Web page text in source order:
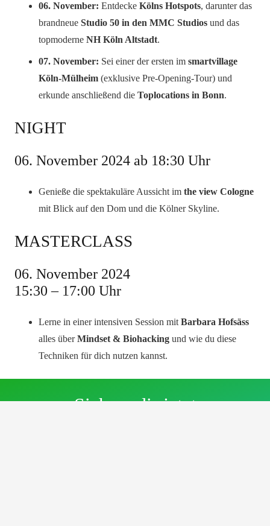
06. November: Entdecke Kölns Hotspots, darunter das
brandneue Studio 50 in den MMC Studios und das
topmoderne NH Köln Altstadt.
07. November: Sei einer der ersten im smartvillage
Köln-Mülheim (exklusive Pre-Opening-Tour) und
erkunde anschließend die Toplocations in Bonn.
NIGHT
06. November 2024 ab 18:30 Uhr
Genieße die spektakuläre Aussicht im the view Cologne
mit Blick auf den Dom und die Kölner Skyline.
MASTERCLASS
06. November 2024
15:30 – 17:00 Uhr
Lerne in einer intensiven Session mit Barbara Hofsäss
alles überMindset & Biohacking und wie du diese
Techniken für dich nutzen kannst.
Sichere dir jetzt